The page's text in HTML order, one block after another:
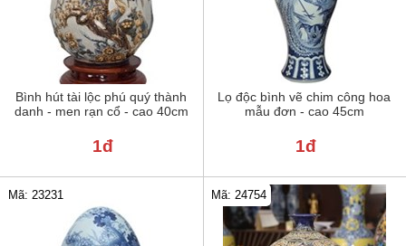
Bình hút tài lộc phú quý thành
danh - men rạn cổ - cao 40cm
1đ
Lọ độc bình vẽ chim công hoa
mẫu đơn - cao 45cm
1đ
Mã: 23231 Mã: 24754